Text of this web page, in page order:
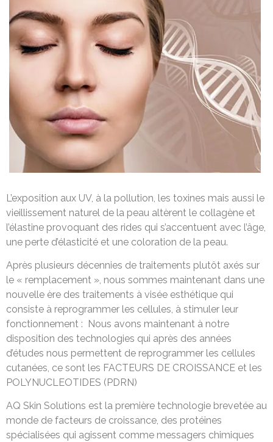
L’exposition aux UV, à la pollution, les toxines mais aussi le
vieillissement naturel de la peau altèrent le collagène et
l’élastine provoquant des rides qui s’accentuent avec l’âge,
une perte d’élasticité et une coloration de la peau.
Après plusieurs décennies de traitements plutôt axés sur
le « remplacement », nous sommes maintenant dans une
nouvelle ère des traitements à visée esthétique qui
consiste à reprogrammer les cellules, à stimuler leur
fonctionnement : Nous avons maintenant à notre
disposition des technologies qui après des années
d’études nous permettent de reprogrammer les cellules
cutanées, ce sont les FACTEURS DE CROISSANCE et les
POLYNUCLEOTIDES (PDRN)
AQ Skin Solutions est la première technologie brevetée au
monde de facteurs de croissance, des protéines
spécialisées qui agissent comme messagers chimiques